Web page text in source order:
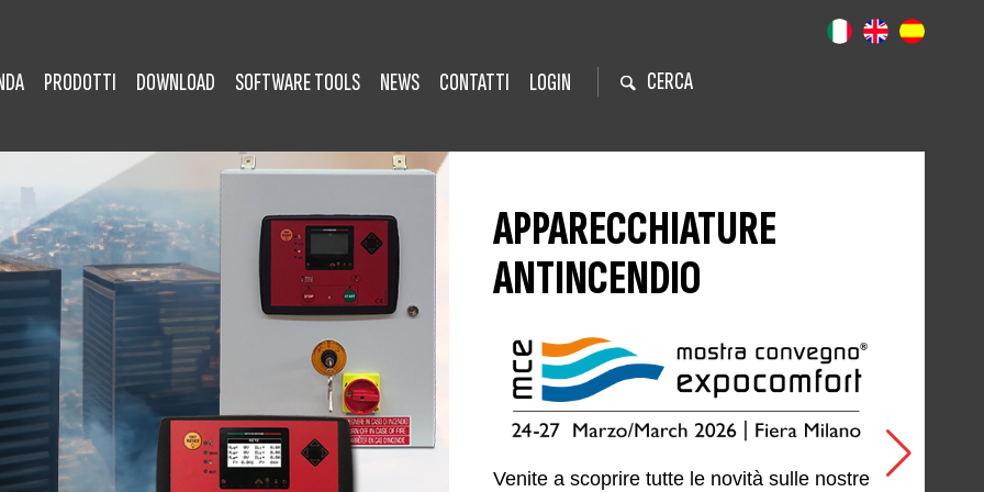
PRODOTTI DOWNLOAD SOFTWARE TOOLS NEWS CONTATTI LOGIN CERCA
APPARECCHIATURE
ANTINCENDIO
Venite a scoprire tutte le novità sulle nostre